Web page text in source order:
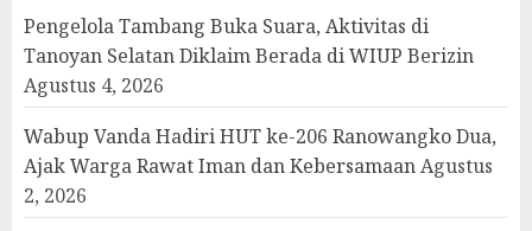
Pengelola Tambang Buka Suara, Aktivitas di
Tanoyan Selatan Diklaim Berada di WIUP Berizin
Agustus 4, 2026
Wabup Vanda Hadiri HUT ke-206 Ranowangko Dua,
Ajak Warga Rawat Iman dan KebersamaanAgustus
2, 2026